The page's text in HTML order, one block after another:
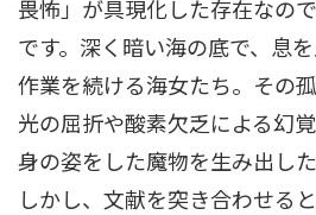
畏怖」が具現化した存在なの
です。深く暗い海の底で、息
作業を続ける海女たち。その
光の屈折や酸素欠乏による幻
身の姿をした魔物を生み出し
しかし、文献を突き合わせる